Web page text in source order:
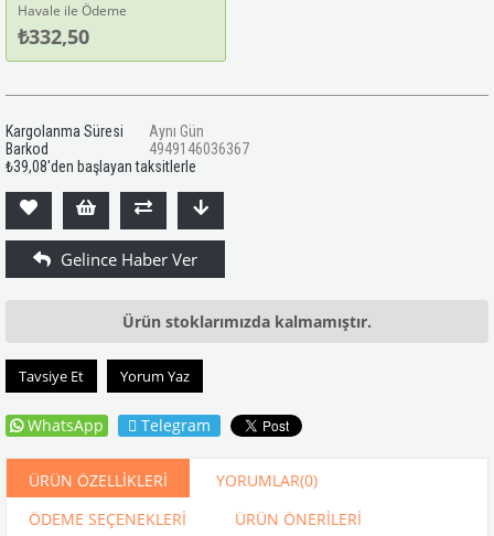
Havale ile Ödeme
₺332,50
Kargolanma Süresi
Aynı Gün
Barkod
4949146036367
₺39,08'den başlayan taksitlerle
Ürün stoklarımızda kalmamıştır.
Tavsiye Et Yorum Yaz
WhatsApp Telegram
ÜRÜN ÖZELLIKLERI YORUMLAR(0)
ÖDEME SEÇENEKLERI
ÜRÜN ÖNERILERI